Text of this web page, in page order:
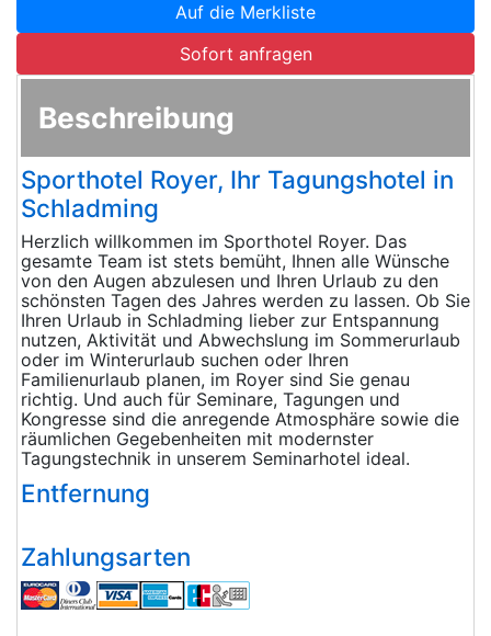
Auf die Merkliste
Sofort anfragen
Beschreibung
Sporthotel Royer, Ihr Tagungshotel in
Schladming
Herzlich willkommen im Sporthotel Royer. Das
gesamte Team ist stets bemüht, Ihnen alle Wünsche
von den Augen abzulesen und Ihren Urlaub zu den
schönsten Tagen des Jahres werden zu lassen. Ob Sie
Ihren Urlaub in Schladming lieber zur Entspannung
nutzen, Aktivität und Abwechslung im Sommerurlaub
oder im Winterurlaub suchen oder Ihren
Familienurlaub planen, im Royer sind Sie genau
richtig. Und auch für Seminare, Tagungen und
Kongresse sind die anregende Atmosphäre sowie die
räumlichen Gegebenheiten mit modernster
Tagungstechnik in unserem Seminarhotel ideal.
Entfernung
Zahlungsarten